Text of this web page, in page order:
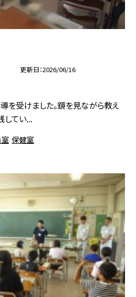
更新日 2026/06/16
を受けました。鏡を見ながら教え
してい...
保健室